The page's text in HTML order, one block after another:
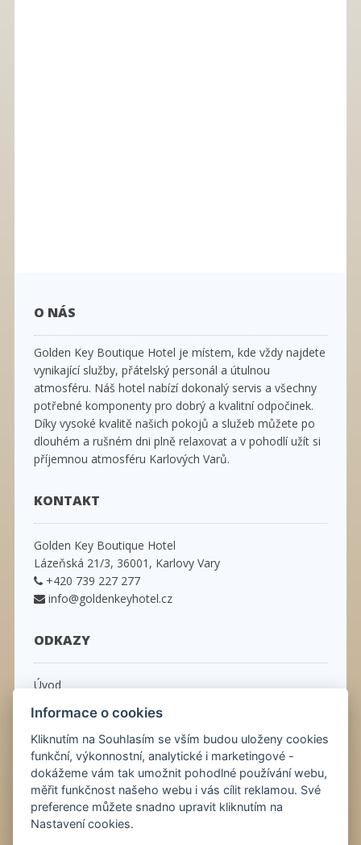
O NÁS
Golden Key Boutique Hotel je místem, kde vždy najdete
vynikající služby, přátelský personál a útulnou
atmosféru. Náš hotel nabízí dokonalý servis a všechny
potřebné komponenty pro dobrý a kvalitní odpočinek.
Díky vysoké kvalitě našich pokojů a služeb můžete po
dlouhém a rušném dni plně relaxovat a v pohodlí užít si
příjemnou atmosféru Karlových Varů.
KONTAKT
Golden Key Boutique Hotel
Lázeňská 21/3, 36001, Karlovy Vary
+420 739 227 277
info@goldenkeyhotel.cz
ODKAZY
Úvod
Ceník
Obchodní podmínky
Kontakt
Virtuální prohlídka
Informace o příjezdu
Informace o cookies
Kliknutím na Souhlasím se vším budou uloženy cookies
funkční, výkonnostní, analytické i marketingové -
dokážeme vám tak umožnit pohodlné používání webu,
měřit funkčnost našeho webu i vás cílit reklamou. Své
preference můžete snadno upravit kliknutím na
Nastavení cookies.